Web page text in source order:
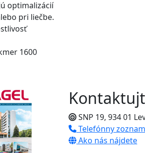
optimalizácií
pri liečbe.
1600
SNP 19, 934 01
Telefónny zoznam
Ako nás nájdete